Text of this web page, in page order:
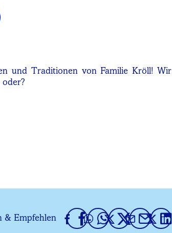
und Traditionen von Familie Kröll! Wir
& Empfehlen